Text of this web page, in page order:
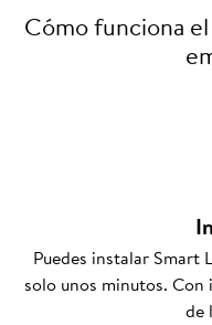
Cómo funciona
Puedes instalar Smart
solo unos minutos. Con
de